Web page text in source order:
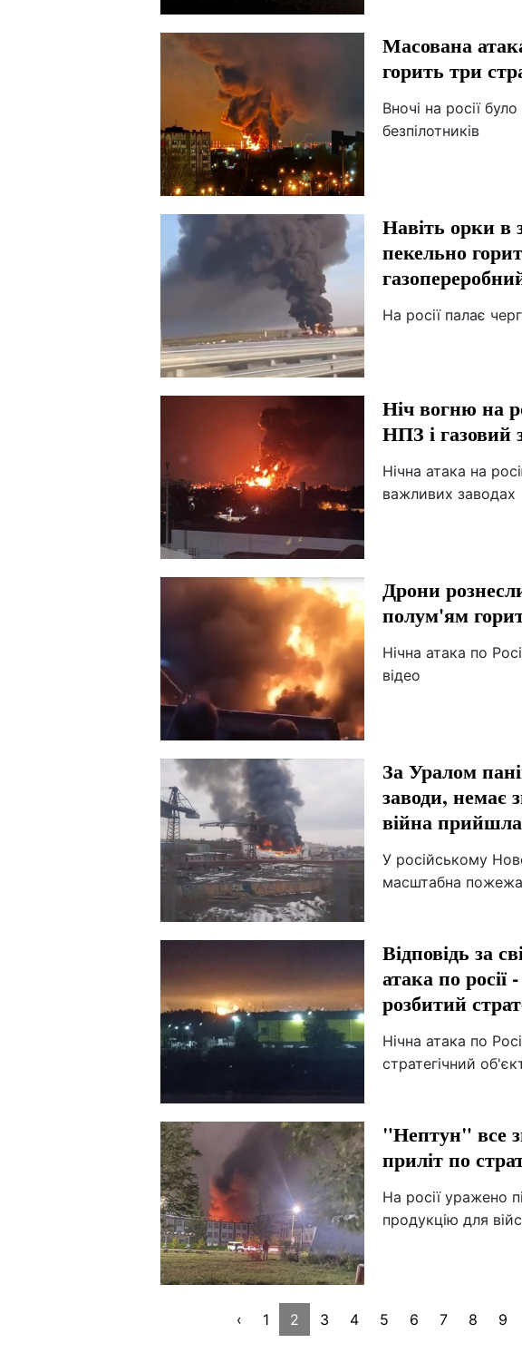
Масована
горить три
Вночі на росії
безпілотників
Навіть орки в
пекельно
На росії палає
Ніч вогню на
НПЗ і газовий
Нічна атака на
важливих заводах
Дрони
полум'ям
Нічна атака по
відео
За Уралом
заводи, немає
війна
У російському
масштабна
Відповідь за
атака по росії
розбитий
Нічна атака по
стратегічний
"Нептун" все
приліт по
На росії уражено
продукцію для
‹ 1 2 3 4 5 6 7 8 9